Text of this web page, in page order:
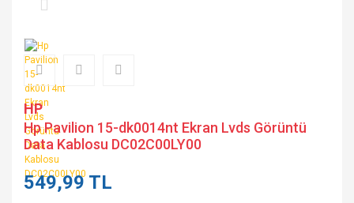
HP
Hp Pavilion 15-dk0014nt Ekran Lvds Görüntü
Data Kablosu DC02C00LY00
549,99 TL